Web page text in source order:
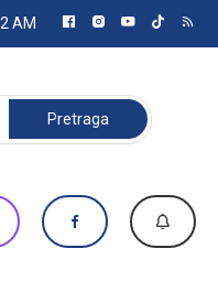
AM
Pretraga: